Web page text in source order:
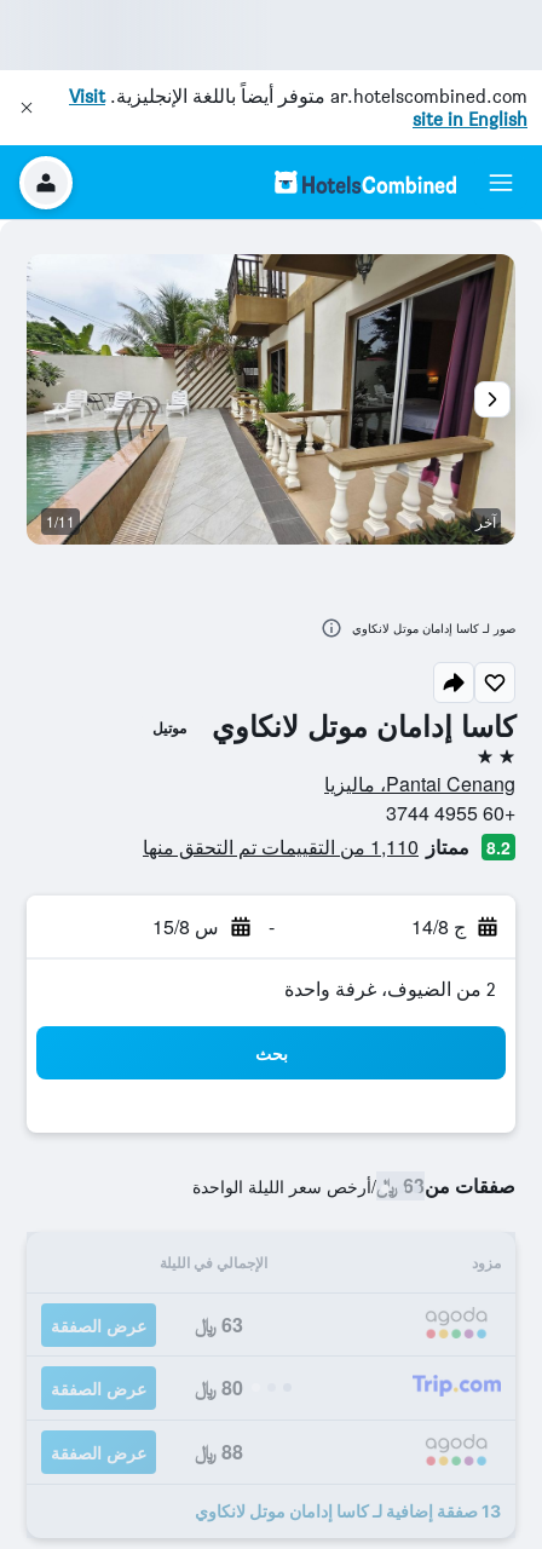
ar.hotelscombined.com متوفر أيضاً باللغة الإنجليزية.Visit
site in English
كاسا إدامان موتل لانكاوي موتيل
2 نجمتين
Pantai Cenang، ماليزيا
+60 4955 3744
8.2 ممتاز 1,110 من التقييمات تم التحقق منها
ج 14/8 - س 15/8
2 من الضيوف، غرفة واحدة
بحث
صفقات من63 ﷼ /أرخص سعر الليلة الواحدة
مزود الإجمالي في الليلة
63 ﷼ عرض الصفقة
80 ﷼ عرض الصفقة
88 ﷼ عرض الصفقة
13 صفقة إضافية لـ كاسا إدامان موتل لانكاوي
آخر 1/11
صور لـ كاسا إدامان موتل لانكاوي